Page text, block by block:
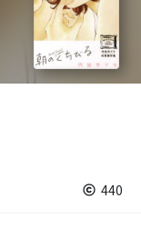
440